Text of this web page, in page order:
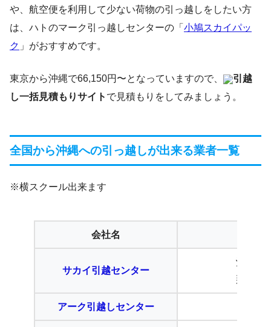
や、航空便を利用して少ない荷物の引っ越しをしたい方
は、ハトのマーク引っ越しセンターの「 小鳩スカイパッ
ク 」がおすすめです。
東京から沖縄で66,150円〜となっていますので、
引越
し一括見積もりサイト で見積もりをしてみましょう。
全国から沖縄への引っ越しが出来る業者一覧
※横スクール出来ます
会社名
サカイ引越センター
沖縄支
那覇支
アーク引越しセンター